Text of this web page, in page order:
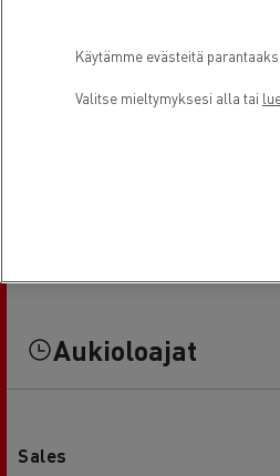
Aukioloajat
Sales
Käytämme evästeitä
Valitse mieltymyksesi alla tai